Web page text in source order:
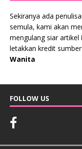
Sekiranya ada
semula, kami akan
mengulang siar artikel
letakkan kredit
Wanita
FOLLOW US